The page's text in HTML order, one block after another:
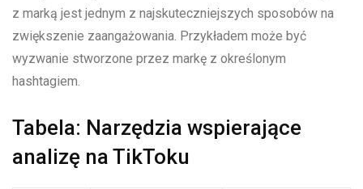
z marką jest jednym z najskuteczniejszych sposobów na
zwiększenie zaangażowania. Przykładem może być
wyzwanie stworzone przez markę z określonym
hashtagiem.
Tabela: Narzędzia wspierające
analizę na TikToku